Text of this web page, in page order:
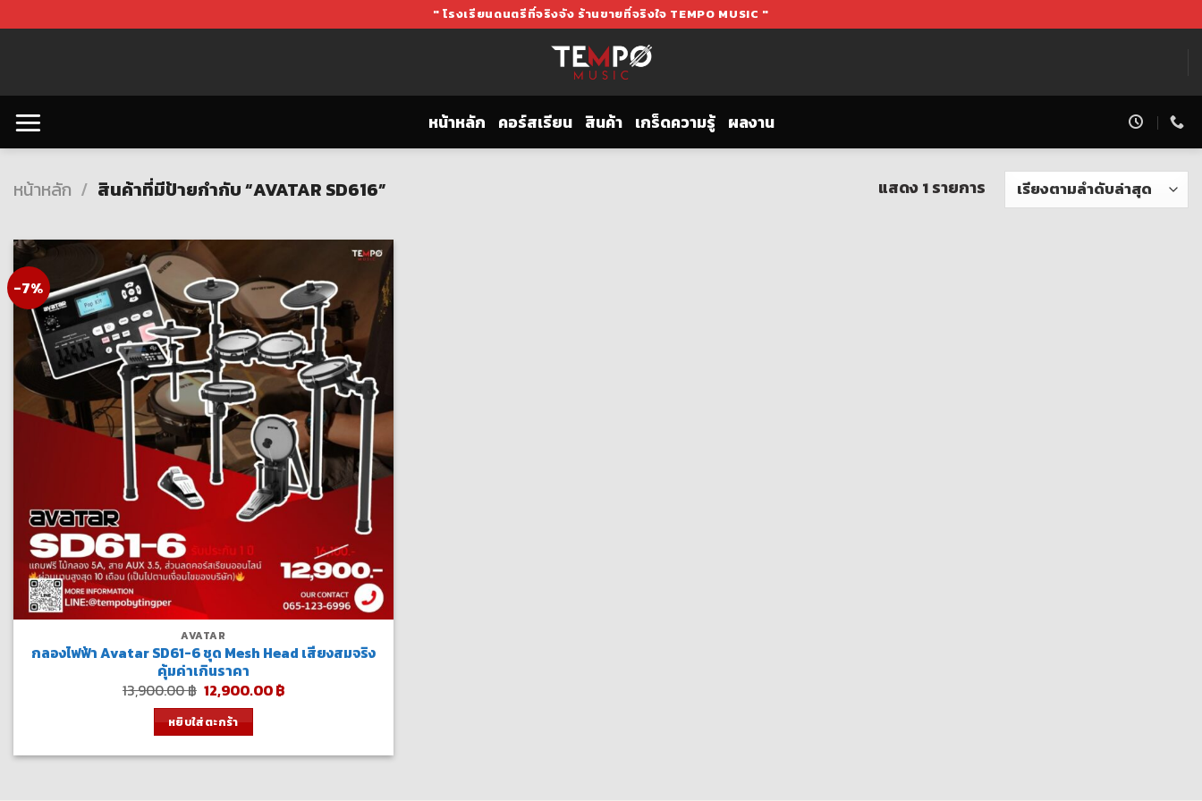
to
" โรงเรียนดนตรีที่จริงจัง ร้านขายที่จริงใจ TEMPO MUSIC "
หน้าหลัก คอร์สเรียน สินค้า เกร็ดความรู้ ผลงาน
หน้าหลัก / สินค้าที่มีป้ายกำกับ “AVATAR SD616” แสดง 1 รายการ
-7%
AVATAR
กลองไฟฟ้า Avatar SD61-6 ชุด Mesh Head เสียงสมจริง
คุ้มค่าเกินราคา
13,900.00฿ Original
price
was:
13,900.00 ฿.
12,900.00฿Current
หยิบใส่ตะกร้า